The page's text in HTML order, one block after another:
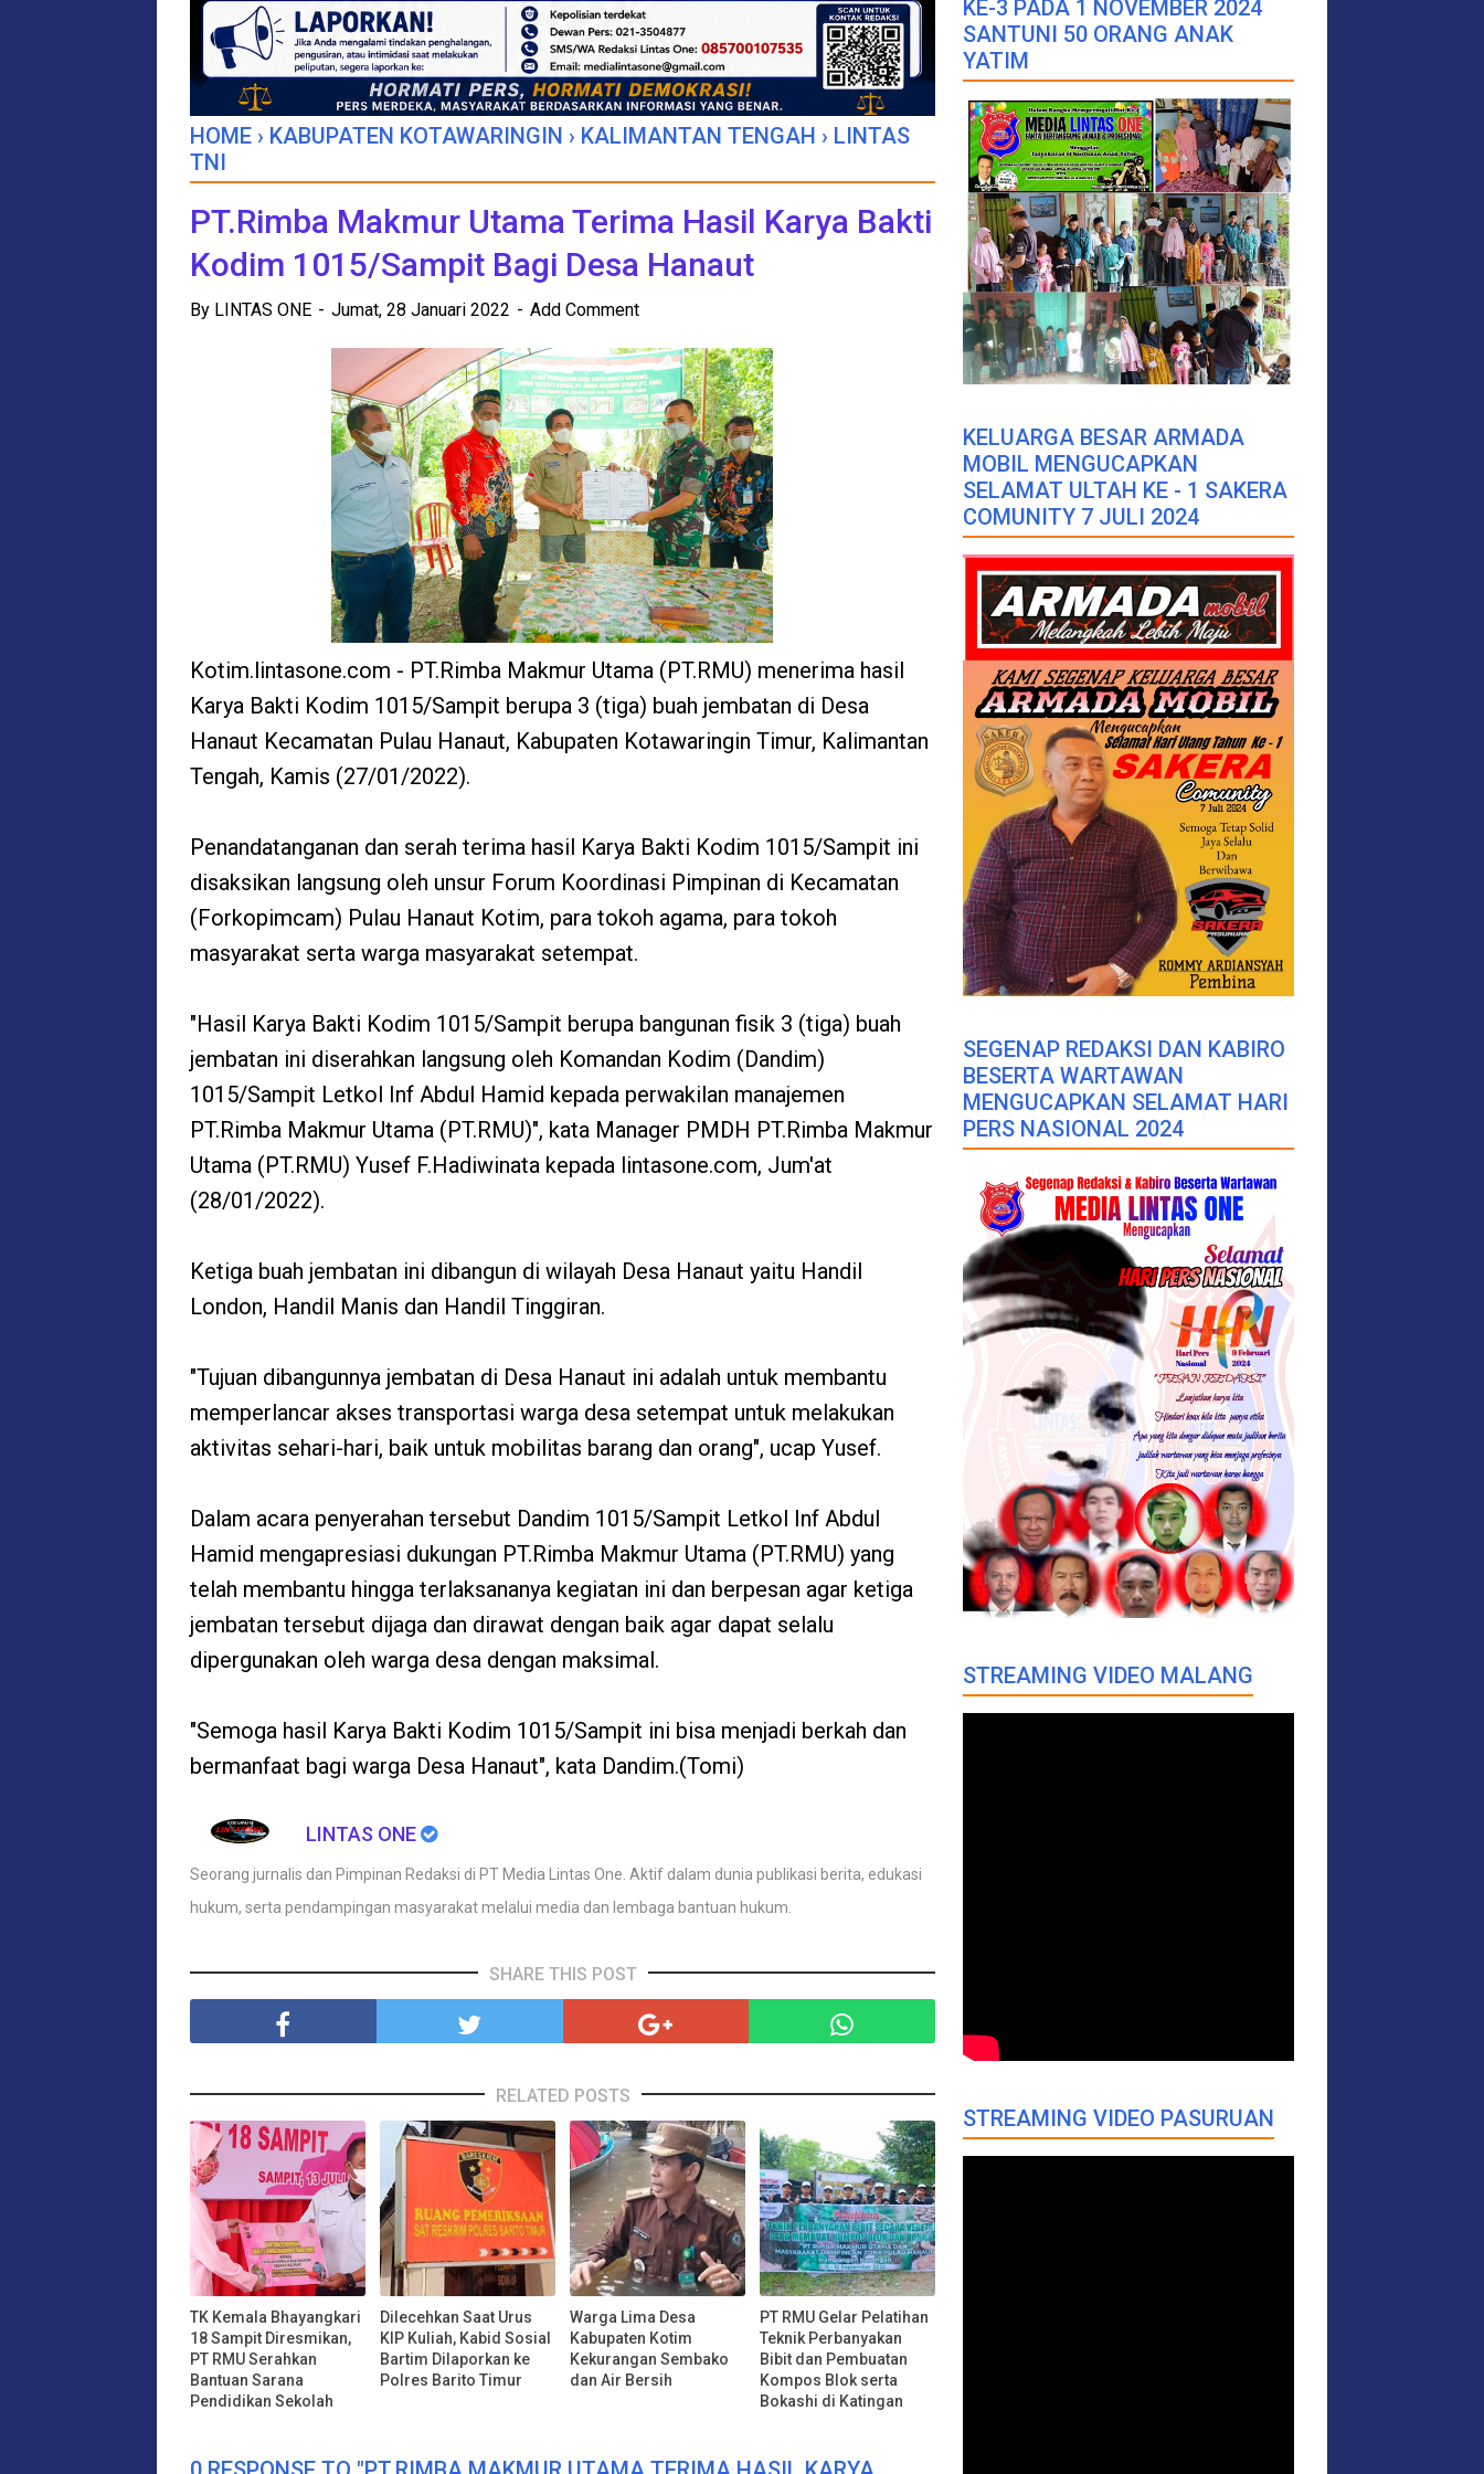
HOME › KABUPATEN KOTAWARINGIN › KALIMANTAN TENGAH › LINTAS
TNI
PT.Rimba Makmur Utama Terima Hasil Karya Bakti
Kodim 1015/Sampit Bagi Desa Hanaut
By LINTAS ONE Jumat, 28 Januari 2022 Add Comment
Kotim.lintasone.com - PT.Rimba Makmur Utama (PT.RMU) menerima hasil
Karya Bakti Kodim 1015/Sampit berupa 3 (tiga) buah jembatan di Desa
Hanaut Kecamatan Pulau Hanaut, Kabupaten Kotawaringin Timur, Kalimantan
Tengah, Kamis (27/01/2022).
Penandatanganan dan serah terima hasil Karya Bakti Kodim 1015/Sampit ini
disaksikan langsung oleh unsur Forum Koordinasi Pimpinan di Kecamatan
(Forkopimcam) Pulau Hanaut Kotim, para tokoh agama, para tokoh
masyarakat serta warga masyarakat setempat.
"Hasil Karya Bakti Kodim 1015/Sampit berupa bangunan fisik 3 (tiga) buah
jembatan ini diserahkan langsung oleh Komandan Kodim (Dandim)
1015/Sampit Letkol Inf Abdul Hamid kepada perwakilan manajemen
PT.Rimba Makmur Utama (PT.RMU)", kata Manager PMDH PT.Rimba Makmur
Utama (PT.RMU) Yusef F.Hadiwinata kepada lintasone.com, Jum'at
(28/01/2022).
Ketiga buah jembatan ini dibangun di wilayah Desa Hanaut yaitu Handil
London, Handil Manis dan Handil Tinggiran.
"Tujuan dibangunnya jembatan di Desa Hanaut ini adalah untuk membantu
memperlancar akses transportasi warga desa setempat untuk melakukan
aktivitas sehari-hari, baik untuk mobilitas barang dan orang", ucap Yusef.
Dalam acara penyerahan tersebut Dandim 1015/Sampit Letkol Inf Abdul
Hamid mengapresiasi dukungan PT.Rimba Makmur Utama (PT.RMU) yang
telah membantu hingga terlaksananya kegiatan ini dan berpesan agar ketiga
jembatan tersebut dijaga dan dirawat dengan baik agar dapat selalu
dipergunakan oleh warga desa dengan maksimal.
"Semoga hasil Karya Bakti Kodim 1015/Sampit ini bisa menjadi berkah dan
bermanfaat bagi warga Desa Hanaut", kata Dandim.(Tomi)
LINTAS ONE
Seorang jurnalis dan Pimpinan Redaksi di PT Media Lintas One. Aktif dalam dunia publikasi berita, edukasi
hukum, serta pendampingan masyarakat melalui media dan lembaga bantuan hukum.
SHARE THIS POST
RELATED POSTS
TK Kemala Bhayangkari
18 Sampit Diresmikan,
PT RMU Serahkan
Bantuan Sarana
Pendidikan Sekolah
Dilecehkan Saat Urus
KIP Kuliah, Kabid Sosial
Bartim Dilaporkan ke
Polres Barito Timur
Warga Lima Desa
Kabupaten Kotim
Kekurangan Sembako
dan Air Bersih
PT RMU Gelar Pelatihan
Teknik Perbanyakan
Bibit dan Pembuatan
Kompos Blok serta
Bokashi di Katingan
KE-3 PADA 1 NOVEMBER 2024
SANTUNI 50 ORANG ANAK
YATIM
KELUARGA BESAR ARMADA
MOBIL MENGUCAPKAN
SELAMAT ULTAH KE - 1 SAKERA
COMUNITY 7 JULI 2024
SEGENAP REDAKSI DAN KABIRO
BESERTA WARTAWAN
MENGUCAPKAN SELAMAT HARI
PERS NASIONAL 2024
STREAMING VIDEO MALANG
STREAMING VIDEO PASURUAN